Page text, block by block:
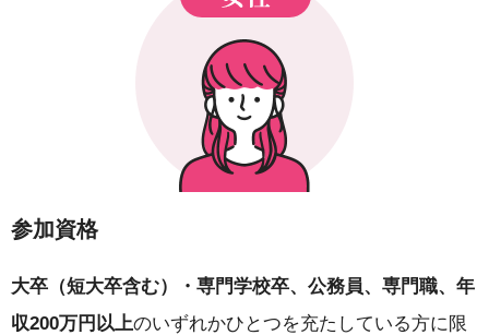
参加資格
大卒（短大卒含む）・専門学校卒、公務員、専門職、年
収200万円以上のいずれかひとつを充たしている方に限